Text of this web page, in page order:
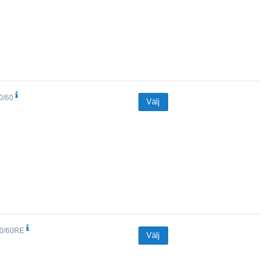
60 Välj
60RE Välj